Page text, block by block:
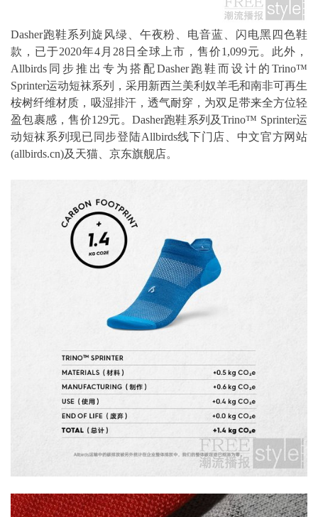
Dasher跑鞋系列旋风绿、午夜粉、电音蓝、闪电黑四色鞋
款，已于2020年4月28日全球上市，售价1,099元。此外，
Allbirds同步推出专为搭配Dasher跑鞋而设计的Trino™
Sprinter运动短袜系列，采用新西兰美利奴羊毛和南非可再生
桉树纤维材质，吸湿排汗，透气耐穿，为双足带来全方位轻
盈包裹感，售价129元。Dasher跑鞋系列及Trino™ Sprinter运
动短袜系列现已同步登陆Allbirds线下门店、中文官方网站
(allbirds.cn)及天猫、京东旗舰店。